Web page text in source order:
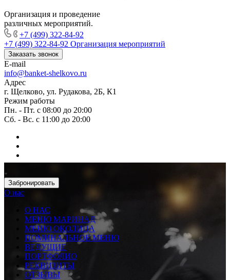
Организация и проведение
различных мероприятий.
+7 (499) 322-84-92
+7 (499) 322-84-92 Организация мероприятий
Заказать звонок
E-mail
info@banket-shelkovo.ru
Адрес
г. Щелково, ул. Рудакова, 2Б, К1
Режим работы
Пн. - Пт. с 08:00 до 20:00
Сб. - Вс. с 11:00 до 20:00
Забронировать
О нас
О НАС
МЕНЮ МАРИНАД
МЕНЮ ОКОЛИЦА
ПОМИНАЛЬНОЕ МЕНЮ
ВЕДУЩИЕ
ПОРТФОЛИО
РЕКВИЗИТЫ
ОТЗЫВЫ